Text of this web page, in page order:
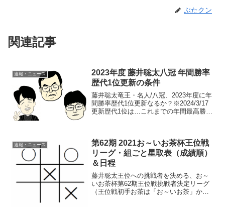
ぶたクン
関連記事
速報・ニュース
2023年度 藤井聡太八冠 年間勝率
歴代1位更新の条件
藤井聡太竜王・名人/八冠、2023年度に年
間勝率歴代1位更新なるか？※2024/3/17
更新歴代1位は…これまでの年間最高勝率
速報・ニュース
第62期 2021お～いお茶杯王位戦
リーグ・組ごと星取表（成績順）
＆日程
藤井聡太王位への挑戦者を決める、お～
いお茶杯第62期王位戦挑戦者決定リーグ
（王位戦初手お茶は「お～いお茶」か